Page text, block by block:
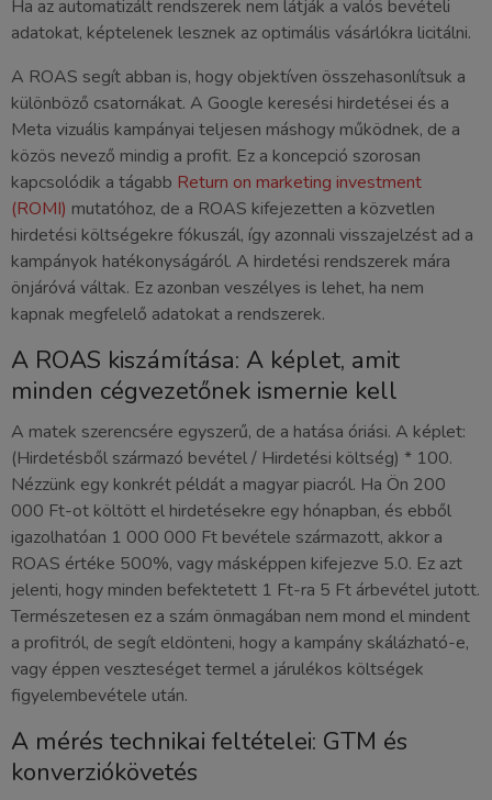
Ha az automatizált rendszerek nem látják a valós bevételi
adatokat, képtelenek lesznek az optimális vásárlókra licitálni.
A ROAS segít abban is, hogy objektíven összehasonlítsuk a
különböző csatornákat. A Google keresési hirdetései és a
Meta vizuális kampányai teljesen máshogy működnek, de a
közös nevező mindig a profit. Ez a koncepció szorosan
kapcsolódik a tágabb Return on marketing investment
(ROMI) mutatóhoz, de a ROAS kifejezetten a közvetlen
hirdetési költségekre fókuszál, így azonnali visszajelzést ad a
kampányok hatékonyságáról. A hirdetési rendszerek mára
önjáróvá váltak. Ez azonban veszélyes is lehet, ha nem
kapnak megfelelő adatokat a rendszerek.
A ROAS kiszámítása: A képlet, amit
minden cégvezetőnek ismernie kell
A matek szerencsére egyszerű, de a hatása óriási. A képlet:
(Hirdetésből származó bevétel / Hirdetési költség) * 100.
Nézzünk egy konkrét példát a magyar piacról. Ha Ön 200
000 Ft-ot költött el hirdetésekre egy hónapban, és ebből
igazolhatóan 1 000 000 Ft bevétele származott, akkor a
ROAS értéke 500%, vagy másképpen kifejezve 5.0. Ez azt
jelenti, hogy minden befektetett 1 Ft-ra 5 Ft árbevétel jutott.
Természetesen ez a szám önmagában nem mond el mindent
a profitról, de segít eldönteni, hogy a kampány skálázható-e,
vagy éppen veszteséget termel a járulékos költségek
figyelembevétele után.
A mérés technikai feltételei: GTM és
konverziókövetés